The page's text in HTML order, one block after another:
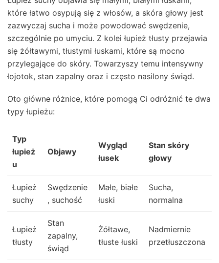
które łatwo osypują się z włosów, a skóra głowy jest
zazwyczaj sucha i może powodować swędzenie,
szczególnie po umyciu. Z kolei łupież tłusty przejawia
się żółtawymi, tłustymi łuskami, które są mocno
przylegające do skóry. Towarzyszy temu intensywny
łojotok, stan zapalny oraz i często nasilony świąd.
Oto główne różnice, które pomogą Ci odróżnić te dwa
typy łupieżu:
Typ
łupież
u
Objawy
Wygląd
łusek
Stan skóry
głowy
Łupież
suchy
Swędzenie
, suchość
Małe, białe
łuski
Sucha,
normalna
Łupież
tłusty
Stan
zapalny,
świąd
Żółtawe,
tłuste łuski
Nadmiernie
przetłuszczona